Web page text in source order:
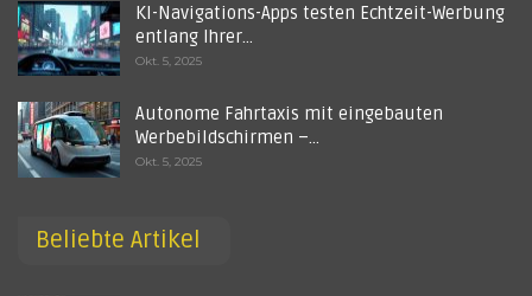
KI-Navigations-Apps testen Echtzeit-Werbung
entlang Ihrer…
Okt. 5, 2025
Autonome Fahrtaxis mit eingebauten
Werbebildschirmen –…
Okt. 5, 2025
Beliebte Artikel